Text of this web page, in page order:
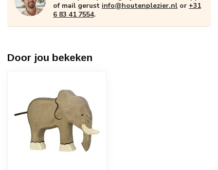
of mail gerust info@houtenplezier.nl or +31
6 83 41 7554.
Door jou bekeken